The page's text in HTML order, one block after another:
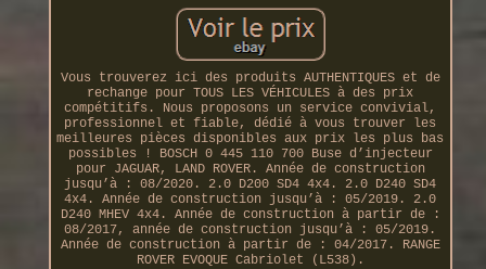
Vous trouverez ici des produits AUTHENTIQUES et de
rechange pour TOUS LES VÉHICULES à des prix
compétitifs. Nous proposons un service convivial,
professionnel et fiable, dédié à vous trouver les
meilleures pièces disponibles aux prix les plus bas
possibles ! BOSCH 0 445 110 700 Buse d’injecteur
pour JAGUAR, LAND ROVER. Année de construction
jusqu’à : 08/2020. 2.0 D200 SD4 4x4. 2.0 D240 SD4
4x4. Année de construction jusqu’à : 05/2019. 2.0
D240 MHEV 4x4. Année de construction à partir de :
08/2017, année de construction jusqu’à : 05/2019.
Année de construction à partir de : 04/2017. RANGE
ROVER EVOQUE Cabriolet (L538).